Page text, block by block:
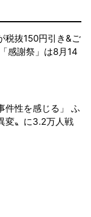
税抜150円引き&ご
感謝祭」は8月14
件性を感じる」 ふ
変〟に3.2万人戦